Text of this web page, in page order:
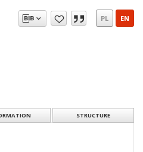
PL EN
STRUCTURE